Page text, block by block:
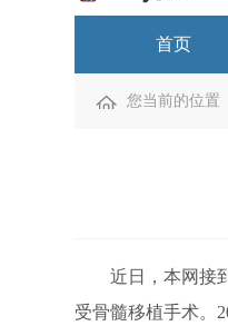
首页
您当前的位置
近日，本网接到
受骨髓移植手术。